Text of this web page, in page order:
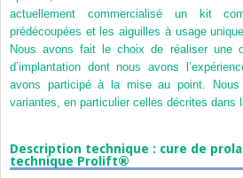
actuellement commercialisé un kit
prédécoupées et les aiguilles à usage
Nous avons fait le choix de réaliser une
d’implantation dont nous avons
avons participé à la mise au point. Nous
variantes, en particulier celles décrites dans
Description technique : cure de
technique Prolift®